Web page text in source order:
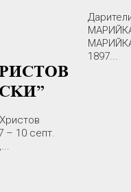
– 10 септ.
1897...